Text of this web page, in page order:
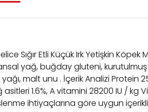
Sığır Etli Küçük Irk Yetişkin Köpek
yağ, buğday gluteni, kurutulmuş
malt unu . İçerik Analizi Protein
1.6%, A vitamini 28200 IU / kg
ihtiyaçlarına göre uygun